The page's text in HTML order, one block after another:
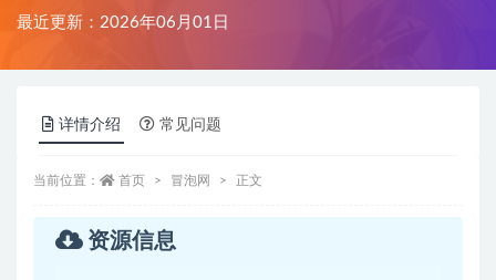
最近更新：2026年06月01日
详情介绍 常见问题
当前位置： 首页 冒泡网 正文
资源信息